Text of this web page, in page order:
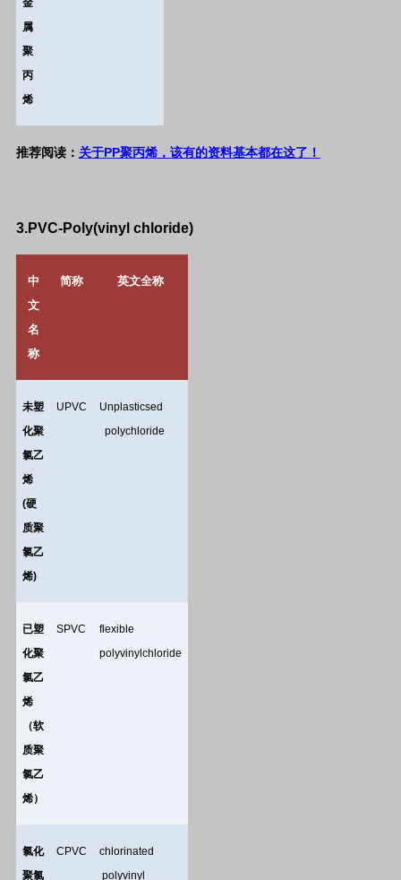
金
属
聚
丙
烯
推荐阅读： 关于PP聚丙烯，该有的资料基本都在这了！
3.PVC-Poly(vinyl chloride)
中
文
名
称
简称 英文全称
未塑
化聚
氯乙
烯
(硬
质聚
氯乙
烯)
UPVC
Unplasticsed
polychloride
已塑
化聚
氯乙
烯
（软
质聚
氯乙
烯）
SPVC
flexible
polyvinylchloride
氯化
聚氯
CPVC
chlorinated
polyvinyl